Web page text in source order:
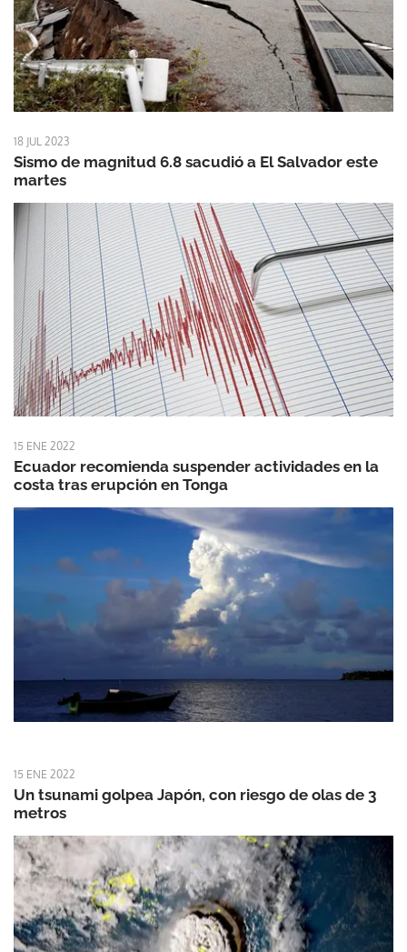
18 JUL 2023
Sismo de magnitud 6.8 sacudió a El Salvador este
martes
15 ENE 2022
Ecuador recomienda suspender actividades en la
costa tras erupción en Tonga
15 ENE 2022
Un tsunami golpea Japón, con riesgo de olas de 3
metros